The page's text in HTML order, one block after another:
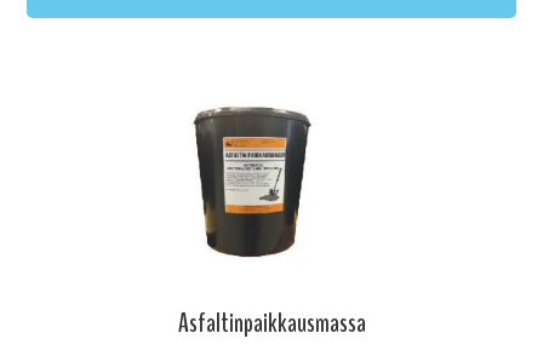
Asfaltinpaikkausmassa